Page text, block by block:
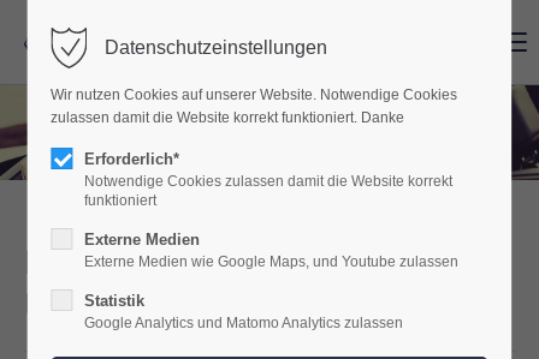
BMW F20 Soundsystem
Upgrade mit DSP Verstärker
Datenschutzeinstellungen
Wir nutzen Cookies auf unserer Website. Notwendige Cookies
zulassen damit die Website korrekt funktioniert. Danke
Erforderlich*
Notwendige Cookies zulassen damit die Website korrekt
funktioniert
Externe Medien
Externe Medien wie Google Maps, und Youtube zulassen
Statistik
Google Analytics und Matomo Analytics zulassen